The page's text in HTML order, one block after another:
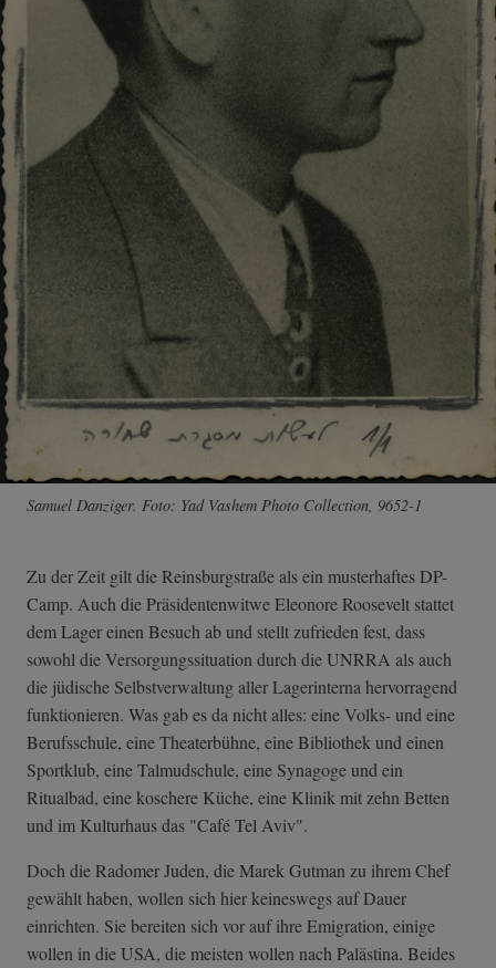
Samuel Danziger. Foto: Yad Vashem Photo Collection, 9652-1
Zu der Zeit gilt die Reinsburgstraße als ein musterhaftes DP-
Camp. Auch die Präsidentenwitwe Eleonore Roosevelt stattet
dem Lager einen Besuch ab und stellt zufrieden fest, dass
sowohl die Versorgungssituation durch die UNRRA als auch
die jüdische Selbstverwaltung aller Lagerinterna hervorragend
funktionieren. Was gab es da nicht alles: eine Volks- und eine
Berufsschule, eine Theaterbühne, eine Bibliothek und einen
Sportklub, eine Talmudschule, eine Synagoge und ein
Ritualbad, eine koschere Küche, eine Klinik mit zehn Betten
und im Kulturhaus das "Café Tel Aviv".
Doch die Radomer Juden, die Marek Gutman zu ihrem Chef
gewählt haben, wollen sich hier keineswegs auf Dauer
einrichten. Sie bereiten sich vor auf ihre Emigration, einige
wollen in die USA, die meisten wollen nach Palästina. Beides